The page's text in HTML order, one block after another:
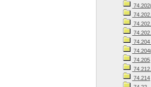
74.205
74.214